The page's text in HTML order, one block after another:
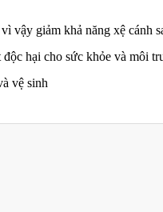
vậy giảm khả năng xệ cánh
độc hại cho sức khỏe và môi
vệ sinh